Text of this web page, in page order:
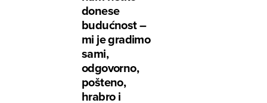
donese
budućnost –
mi je gradimo
sami,
odgovorno,
pošteno,
hrabro i